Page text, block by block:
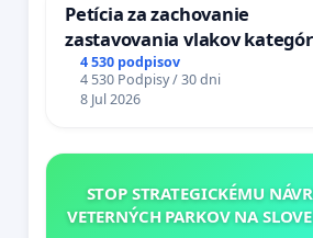
Petícia za zachovanie
zastavovania vlakov
Expres (Ex) TATRAN v
stanici Púchov
4 530 podpisov
4 530 Podpisy / 30 dni
8 Jul 2026
STOP STRATEGICKÉMU
VETERNÝCH PARKOV NA